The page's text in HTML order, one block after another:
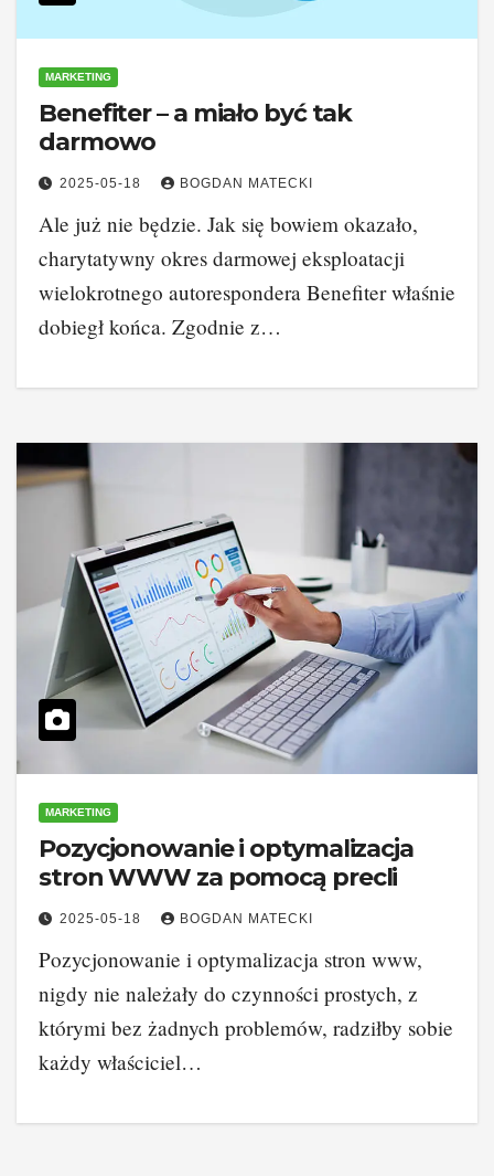
MARKETING
Benefiter – a miało być tak
darmowo
2025-05-18 BOGDAN MATECKI
Ale już nie będzie. Jak się bowiem okazało,
charytatywny okres darmowej eksploatacji
wielokrotnego autorespondera Benefiter właśnie
dobiegł końca. Zgodnie z…
MARKETING
Pozycjonowanie i optymalizacja
stron WWW za pomocą precli
2025-05-18 BOGDAN MATECKI
Pozycjonowanie i optymalizacja stron www,
nigdy nie należały do czynności prostych, z
którymi bez żadnych problemów, radziłby sobie
każdy właściciel…